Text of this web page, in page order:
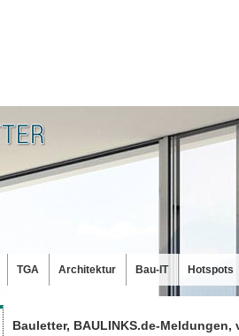
Bauletter, BAULINKS.de-Meldungen,
TGA Architektur Bau-IT Hotspots